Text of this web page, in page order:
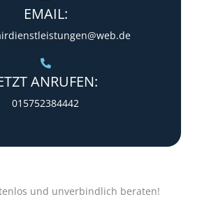
EMAIL:
ANRUFEN:
015752384442​
und unverbindlich beraten!